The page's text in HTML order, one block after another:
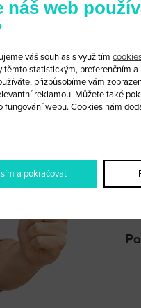
náš web
váš souhlas s využitím
těmto statistickým, preferenčním
přizpůsobíme vám
reklamou. Můžete také
fungování webu. Cookies nám
a pokračovat